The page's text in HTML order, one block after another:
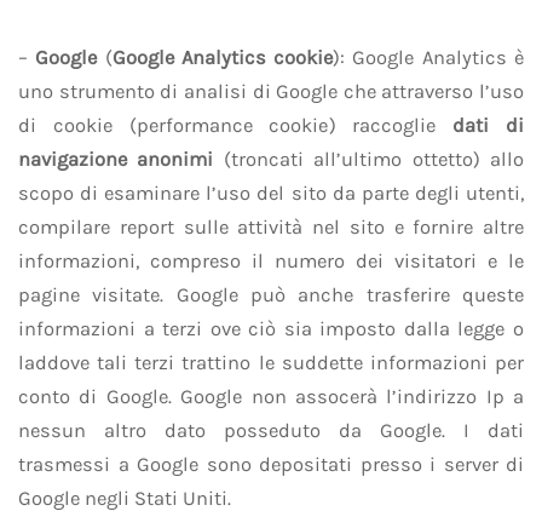
– Google(Google Analytics cookie): Google Analytics è
uno strumento di analisi di Google che attraverso l’uso
di cookie (performance cookie) raccoglie dati di
navigazione anonimi (troncati all’ultimo ottetto) allo
scopo di esaminare l’uso del sito da parte degli utenti,
compilare report sulle attività nel sito e fornire altre
informazioni, compreso il numero dei visitatori e le
pagine visitate. Google può anche trasferire queste
informazioni a terzi ove ciò sia imposto dalla legge o
laddove tali terzi trattino le suddette informazioni per
conto di Google. Google non assocerà l’indirizzo Ip a
nessun altro dato posseduto da Google. I dati
trasmessi a Google sono depositati presso i server di
Google negli Stati Uniti.